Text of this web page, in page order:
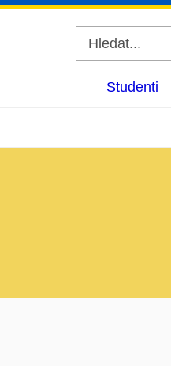
Studenti